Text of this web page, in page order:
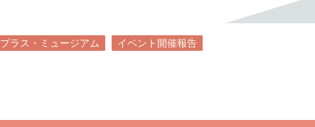
プラス・ミュージアム イベント開催報告